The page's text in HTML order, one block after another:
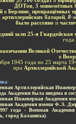
ДОТов 5 миномётных
в Берлине превращённых
артиллерийских батарей, 8-
было рассеяно и
залп 25-я Гвардейская
года
окончании Великой
в
1945 года по 25 марта
приАртиллерийской
:
Артиллерийская
Академия была введена в
Инженерная Академия
Академия имени Ф.Э.
года - Военная Академия
город Балашиха)